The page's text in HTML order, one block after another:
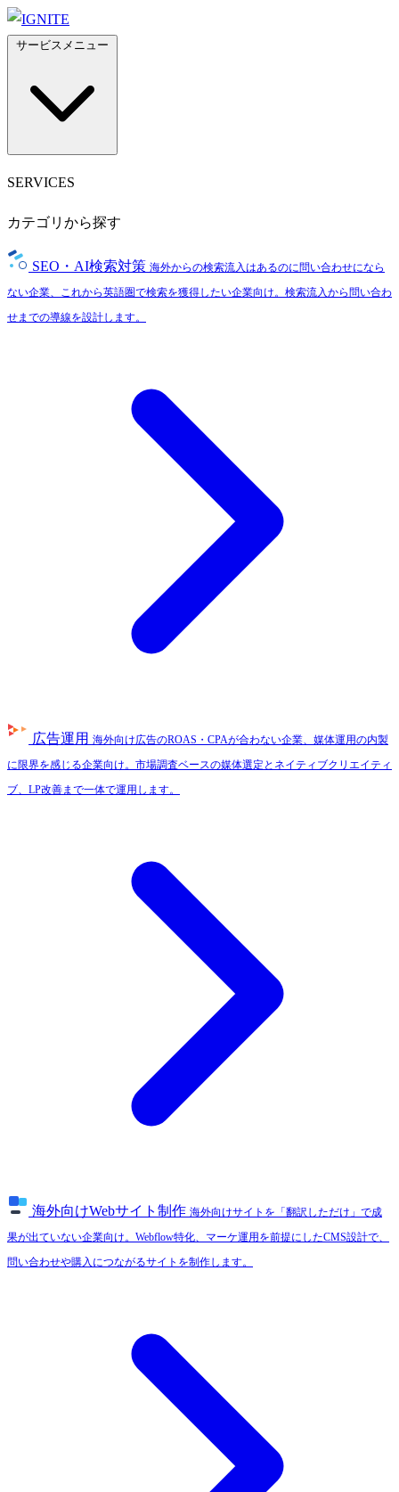
SERVICES
カテゴリから探す
SEO・AI検索対策 海外からの検索流入はあるのに問い合わせになら
ない企業、これから英語圏で検索を獲得したい企業向け。検索流入から問い合わ
せまでの導線を設計します。
広告運用 海外向け広告のROAS・CPAが合わない企業、媒体運用の内製
に限界を感じる企業向け。市場調査ベースの媒体選定とネイティブクリエイティ
ブ、LP改善まで一体で運用します。
海外向けWebサイト制作 海外向けサイトを「翻訳しただけ」で成
果が出ていない企業向け。Webflow特化、マーケ運用を前提にしたCMS設計で、
問い合わせや購入につながるサイトを制作します。